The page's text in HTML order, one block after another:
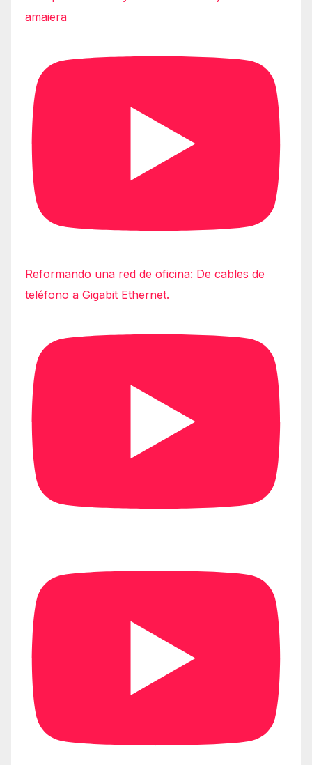
amaiera
Reformando una red de oficina: De cables de
teléfono a Gigabit Ethernet.